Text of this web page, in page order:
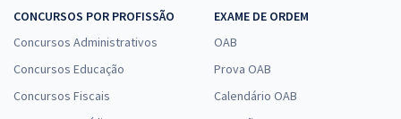
Gestão de TI (Módulo Especial) (Pré-edital)
R$ 391,84
à vista
R$32,65
Economize R$ 97,96 (-20%)
CONCURSOS POR PROFISSÃO
Concursos Administrativos
Concursos Educação
Concursos Fiscais
EXAME DE ORDEM
OAB
Prova OAB
Calendário OAB